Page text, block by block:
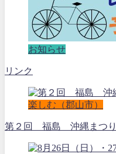
お知らせ
リンク
楽しむ（郡山市）
第２回 福島 沖縄まつり